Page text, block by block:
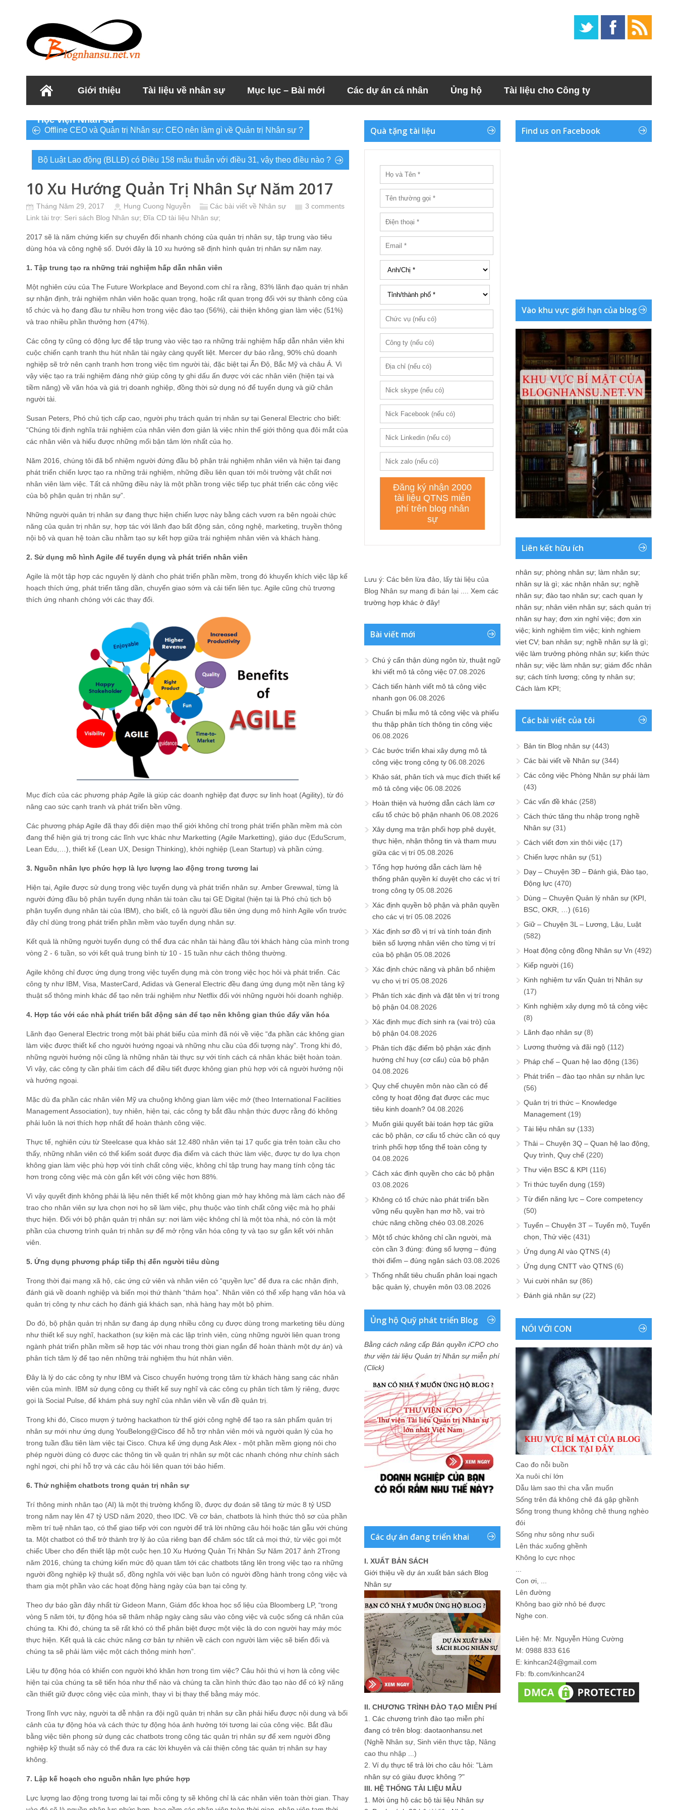
Giới thiệu Tài liệu về nhân sự Mục lục – Bài mới Các dự án cá nhân Ủng hộ Tài liệu cho Công ty
Học viện Nhân sư
Offline CEO và Quản trị Nhân sự: CEO nên làm gì về Quản trị Nhân sự ?
Bộ Luật Lao động (BLLĐ) có Điều 158 mâu thuẫn với điều 31, vậy theo điều nào ?
10 Xu Hướng Quản Trị Nhân Sự Năm 2017
Tháng Năm 29, 2017 Hung Cuong Nguyễn Các bài viết về Nhân sự
3 comments
Link tài trợ: Seri sách Blog Nhân sự; Đĩa CD tài liệu Nhân sự;
2017 sẽ là năm chứng kiến sự chuyển đổi nhanh chóng của quản trị nhân sự, tập trung vào tiêu
dùng hóa và công nghệ số. Dưới đây là 10 xu hướng sẽ định hình quản trị nhân sự năm nay.
1. Tập trung tạo ra những trải nghiệm hấp dẫn nhân viên
Một nghiên cứu của The Future Workplace and Beyond.com chỉ ra rằng, 83% lãnh đạo quản trị nhân
sự nhận định, trải nghiệm nhân viên hoặc quan trọng, hoặc rất quan trọng đối với sự thành công của
tổ chức và họ đang đầu tư nhiều hơn trong việc đào tạo (56%), cải thiện không gian làm việc (51%)
và trao nhiều phần thưởng hơn (47%).
Các công ty cũng có động lực để tập trung vào việc tạo ra những trải nghiệm hấp dẫn nhân viên khi
cuộc chiến cạnh tranh thu hút nhân tài ngày càng quyết liệt. Mercer dự báo rằng, 90% chủ doanh
nghiệp sẽ trở nên cạnh tranh hơn trong việc tìm người tài, đặc biệt tại Ấn Độ, Bắc Mỹ và châu Á. Vì
vậy việc tạo ra trải nghiệm đáng nhớ giúp công ty ghi dấu ấn được với các nhân viên (hiện tại và
tiềm năng) về văn hóa và giá trị doanh nghiệp, đồng thời sử dụng nó để tuyển dụng và giữ chân
người tài.
Susan Peters, Phó chủ tịch cấp cao, người phụ trách quản trị nhân sự tại General Electric cho biết:
“Chúng tôi định nghĩa trải nghiệm của nhân viên đơn giản là việc nhìn thế giới thông qua đôi mắt của
các nhân viên và hiểu được những mối bận tâm lớn nhất của họ.
Năm 2016, chúng tôi đã bổ nhiệm người đứng đầu bộ phận trải nghiệm nhân viên và hiện tại đang
phát triển chiến lược tạo ra những trải nghiệm, những điều liên quan tới môi trường vật chất nơi
nhân viên làm việc. Tất cả những điều này là một phần trong việc tiếp tục phát triển các công việc
của bộ phận quản trị nhân sự”.
Những người quản trị nhân sự đang thực hiện chiến lược này bằng cách vươn ra bên ngoài chức
năng của quản trị nhân sự, hợp tác với lãnh đạo bất động sản, công nghệ, marketing, truyền thông
nội bộ và quan hệ toàn cầu nhằm tạo sự kết hợp giữa trải nghiệm nhân viên và khách hàng.
2. Sử dụng mô hình Agile để tuyển dụng và phát triển nhân viên
Agile là một tập hợp các nguyên lý dành cho phát triển phần mềm, trong đó khuyến khích việc lập kế
hoạch thích ứng, phát triển tăng dần, chuyển giao sớm và cải tiến liên tục. Agile cũng chủ trương
thích ứng nhanh chóng với các thay đổi.
Mục đích của các phương pháp Agile là giúp các doanh nghiệp đạt được sự linh hoạt (Agility), từ đó
nâng cao sức cạnh tranh và phát triển bền vững.
Các phương pháp Agile đã thay đổi diện mạo thế giới không chỉ trong phát triển phần mềm mà còn
đang thể hiện giá trị trong các lĩnh vực khác như Marketting (Agile Marketting), giáo dục (EduScrum,
Lean Edu,…), thiết kế (Lean UX, Design Thinking), khởi nghiệp (Lean Startup) và phần cứng.
3. Nguồn nhân lực phức hợp là lực lượng lao động trong tương lai
Hiện tại, Agile được sử dụng trong việc tuyển dụng và phát triển nhân sự. Amber Grewwal, từng là
người đứng đầu bộ phận tuyển dụng nhân tài toàn cầu tại GE Digital (hiện tại là Phó chủ tịch bộ
phận tuyển dụng nhân tài của IBM), cho biết, cô là người đầu tiên ứng dụng mô hình Agile vốn trước
đây chỉ dùng trong phát triển phần mềm vào tuyển dụng nhân sự.
Kết quả là những người tuyển dụng có thể đưa các nhân tài hàng đầu tới khách hàng của mình trong
vòng 2 - 6 tuần, so với kết quả trung bình từ 10 - 15 tuần như cách thông thường.
Agile không chỉ được ứng dụng trong việc tuyển dụng mà còn trong việc học hỏi và phát triển. Các
công ty như IBM, Visa, MasterCard, Adidas và General Electric đều đang ứng dụng một nền tảng kỹ
thuật số thông minh khác để tạo nên trải nghiệm như Netflix đối với những người hỏi doanh nghiệp.
4. Hợp tác với các nhà phát triển bất động sản để tạo nên không gian thúc đẩy văn hóa
Lãnh đạo General Electric trong một bài phát biểu của mình đã nói về việc “đa phần các không gian
làm việc được thiết kế cho người hướng ngoại và những nhu cầu của đối tượng này”. Trong khi đó,
những người hướng nội cũng là những nhân tài thực sự với tính cách cá nhân khác biệt hoàn toàn.
Vì vậy, các công ty cần phải tìm cách để điều tiết được không gian phù hợp với cả người hướng nội
và hướng ngoại.
Mặc dù đa phần các nhân viên Mỹ ưa chuộng không gian làm việc mở (theo International Facilities
Management Association), tuy nhiên, hiện tại, các công ty bắt đầu nhận thức được rằng đó không
phải luôn là nơi thích hợp nhất để hoàn thành công việc.
Thực tế, nghiên cứu từ Steelcase qua khảo sát 12.480 nhân viên tại 17 quốc gia trên toàn cầu cho
thấy, những nhân viên có thể kiểm soát được địa điểm và cách thức làm việc, được tự do lựa chọn
không gian làm việc phù hợp với tính chất công việc, không chỉ tập trung hay mang tính cộng tác
hơn trong công việc mà còn gắn kết với công việc hơn 88%.
Vì vậy quyết định không phải là liệu nên thiết kế một không gian mở hay không mà làm cách nào để
trao cho nhân viên sự lựa chọn nơi họ sẽ làm việc, phụ thuộc vào tính chất công việc mà họ phải
thực hiện. Đối với bộ phận quản trị nhân sự: nơi làm việc không chỉ là một tòa nhà, nó còn là một
phần của chương trình quản trị nhân sự để mở rộng văn hóa công ty và tạo sự gắn kết với nhân
viên.
5. Ứng dụng phương pháp tiếp thị đến người tiêu dùng
Trong thời đại mạng xã hộ, các ứng cử viên và nhân viên có “quyền lực” để đưa ra các nhận định,
đánh giá về doanh nghiệp và biến mọi thứ thành “thảm họa”. Nhân viên có thể xếp hạng văn hóa và
quản trị công ty như cách họ đánh giá khách sạn, nhà hàng hay một bộ phim.
Do đó, bộ phận quản trị nhân sự đang áp dụng nhiều công cụ được dùng trong marketing tiêu dùng
như thiết kế suy nghĩ, hackathon (sự kiện mà các lập trình viên, cùng những người liên quan trong
ngành phát triển phần mềm sẽ hợp tác với nhau trong thời gian ngắn để hoàn thành một dự án) và
phân tích tâm lý để tạo nên những trải nghiệm thu hút nhân viên.
Đây là lý do các công ty như IBM và Cisco chuyển hướng trọng tâm từ khách hàng sang các nhân
viên của mình. IBM sử dụng công cụ thiết kế suy nghĩ và các công cụ phân tích tâm lý riêng, được
gọi là Social Pulse, để khám phá suy nghĩ của nhân viên về vấn đề quản trị.
Trong khi đó, Cisco mượn ý tưởng hackathon từ thế giới công nghệ để tạo ra sản phẩm quản trị
nhân sự mới như ứng dụng YouBelong@Cisco để hỗ trợ nhân viên mới và người quản lý của họ
trong tuần đầu tiên làm việc tại Cisco. Chưa kể ứng dụng Ask Alex - một phần mềm giọng nói cho
phép người dùng có được các thông tin về quản trị nhân sự một các nhanh chóng như chính sách
nghỉ ngơi, chi phí hỗ trợ và các câu hỏi liên quan tới bảo hiểm.
6. Thử nghiệm chatbots trong quản trị nhân sự
Trí thông minh nhân tạo (AI) là một thị trường khổng lồ, được dự đoán sẽ tăng từ mức 8 tỷ USD
trong năm nay lên 47 tỷ USD năm 2020, theo IDC. Về cơ bản, chatbots là hình thức thô sơ của phần
mềm trí tuệ nhân tạo, có thể giao tiếp với con người để trả lời những câu hỏi hoặc tán gẫu với chúng
ta. Một chatbot có thể trở thành trợ lý ảo của riêng bạn để chăm sóc tất cả mọi thứ, từ việc gọi một
chiếc Uber cho đến thiết lập một cuộc hẹn.10 Xu Hướng Quản Trị Nhân Sự Năm 2017 ảnh 2Trong
năm 2016, chúng ta chứng kiến mức độ quan tâm tới các chatbots tăng lên trong việc tạo ra những
người đồng nghiệp kỹ thuật số, đồng nghĩa với việc bạn luôn có người đồng hành trong công việc và
tham gia một phần vào các hoạt động hàng ngày của bạn tại công ty.
Theo dự báo gần đây nhất từ Gideon Mann, Giám đốc khoa học số liệu của Bloomberg LP, “trong
vòng 5 năm tới, tự động hóa sẽ thâm nhập ngày càng sâu vào công việc và cuộc sống cá nhân của
chúng ta. Khi đó, chúng ta sẽ rất khó có thể phân biệt được một việc là do con người hay máy móc
thực hiện. Kết quả là các chức năng cơ bản tự nhiên về cách con người làm việc sẽ biến đổi và
chúng ta sẽ phải làm việc một cách thông minh hơn”.
Liệu tự động hóa có khiến con người khó khăn hơn trong tìm việc? Câu hỏi thú vị hơn là công việc
hiện tại của chúng ta sẽ tiến hóa như thế nào và chúng ta cần hình thức đào tạo nào để có kỹ năng
cần thiết giữ được công việc của mình, thay vì bị thay thế bằng máy móc.
Trong lĩnh vực này, người ta dễ nhận ra đội ngũ quản trị nhân sự cần phải hiểu được nội dung và bối
cảnh của tự động hóa và cách thức tự động hóa ảnh hưởng tới tương lai của công việc. Bắt đầu
bằng việc tiên phong sử dụng các chatbots trong công tác quản trị nhân sự để xem người đồng
nghiệp kỹ thuật số này có thể đưa ra các lời khuyên và cải thiện công tác quản trị nhân sự hay
không.
7. Lập kế hoạch cho nguồn nhân lực phức hợp
Lực lượng lao động trong tương lai tại mỗi công ty sẽ không chỉ là các nhân viên toàn thời gian. Thay
Quà tặng tài liệu
Lưu ý: Các bên lừa đảo, lấy tài liệu của
Blog Nhân sự mang đi bán lại .... Xem các
trường hợp khác ở đây!
Bài viết mới
Chú ý cẩn thận dùng ngôn từ, thuật ngữ
khi viết mô tả công việc 07.08.2026
Cách tiến hành viết mô tả công việc
nhanh gọn 06.08.2026
Chuẩn bị mẫu mô tả công việc và phiếu
thu thập phân tích thông tin công việc
06.08.2026
Các bước triển khai xây dựng mô tả
công việc trong công ty 06.08.2026
Khảo sát, phân tích và mục đích thiết kế
mô tả công việc 06.08.2026
Hoàn thiện và hướng dẫn cách làm cơ
cấu tổ chức bộ phận nhanh 06.08.2026
Xây dựng ma trận phối hợp phê duyệt,
thực hiện, nhận thông tin và tham mưu
giữa các vị trí 05.08.2026
Tổng hợp hướng dẫn cách làm hệ
thống phân quyền kí duyệt cho các vị trí
trong công ty 05.08.2026
Xác định quyền bộ phận và phân quyền
cho các vị trí 05.08.2026
Xác định sơ đồ vị trí và tính toán định
biên số lượng nhân viên cho từng vị trí
của bộ phận 05.08.2026
Xác định chức năng và phân bổ nhiệm
vụ cho vị trí 05.08.2026
Phân tích xác định và đặt tên vị trí trong
bộ phận 04.08.2026
Xác định mục đích sinh ra (vai trò) của
bộ phận 04.08.2026
Phân tích đặc điểm bộ phận xác định
hướng chỉ huy (cơ cấu) của bộ phận
04.08.2026
Quy chế chuyên môn nào cần có để
công ty hoạt động đạt được các mục
tiêu kinh doanh? 04.08.2026
Muốn giải quyết bài toán hợp tác giữa
các bộ phận, cơ cấu tổ chức cần có quy
trình phối hợp tổng thể toàn công ty
04.08.2026
Cách xác định quyền cho các bộ phận
03.08.2026
Không có tổ chức nào phát triển bền
vững nếu quyền hạn mơ hồ, vai trò
chức năng chồng chéo 03.08.2026
Một tổ chức không chỉ cần người, mà
còn cần 3 đúng: đúng số lượng – đúng
thời điểm – đúng ngân sách 03.08.2026
Thống nhất tiêu chuẩn phân loại ngạch
bậc quản lý, chuyên môn 03.08.2026
Ủng hộ Quỹ phát triển Blog
Bằng cách nâng cấp Bản quyền iCPO cho
thư viện tài liệu Quản trị Nhân sự miễn phí
(Click)
Các dự án đang triển khai
I. XUẤT BẢN SÁCH
Giới thiệu về dự án xuất bản sách Blog
Nhân sự
II. CHƯƠNG TRÌNH ĐÀO TẠO MIỄN PHÍ
1. Các chương trình đào tạo miễn phí
đang có trên blog: daotaonhansu.net
(Nghề Nhân sự, Sinh viên thực tập, Nâng
cao thu nhập ...)
2. Ví dụ thực tế trả lời cho câu hỏi: "Làm
nhân sự có giàu được không ?"
III. HỆ THỐNG TÀI LIỆU MẪU
1. Mời ủng hộ các bộ tài liệu Nhân sự
Find us on Facebook
Vào khu vực giới hạn của blog
Liên kết hữu ích
nhân sự; phòng nhân sự; làm nhân sự;
nhân sự là gì; xác nhận nhân sự; nghề
nhân sự; đào tạo nhân sự; cach quan ly
nhân sự; nhân viên nhân sự; sách quản trị
nhân sự hay; đơn xin nghỉ việc; đơn xin
việc; kinh nghiệm tìm việc; kinh nghiem
viet CV; ban nhân sự; nghề nhân sự là gì;
việc làm trưởng phòng nhân sự; kiến thức
nhân sự; việc làm nhân sự; giám đốc nhân
sự; cách tính lương; công ty nhân sự;
Cách làm KPI;
Các bài viết của tôi
Bản tin Blog nhân sự (443)
Các bài viết về Nhân sự (344)
Các công việc Phòng Nhân sự phải làm
(43)
Các vấn đề khác (258)
Cách thức tăng thu nhập trong nghề
Nhân sự (31)
Cách viết đơn xin thôi việc (17)
Chiến lược nhân sự (51)
Dạy – Chuyện 3Đ – Đánh giá, Đào tạo,
Động lực (470)
Dùng – Chuyện Quản lý nhân sự (KPI,
BSC, OKR, …) (616)
Giữ – Chuyện 3L – Lương, Lậu, Luật
(582)
Hoạt động cộng đồng Nhân sự Vn (492)
Kiếp người (16)
Kinh nghiệm tư vấn Quản trị Nhân sự
(17)
Kinh nghiệm xây dựng mô tả công việc
(8)
Lãnh đạo nhân sự (8)
Lương thưởng và đãi ngộ (112)
Pháp chế – Quan hệ lao động (136)
Phát triển – đào tạo nhân sự nhân lực
(56)
Quản trị tri thức – Knowledge
Management (19)
Tài liệu nhân sự (133)
Thải – Chuyện 3Q – Quan hệ lao động,
Quy trình, Quy chế (220)
Thư viện BSC & KPI (116)
Tri thức tuyển dụng (159)
Từ điển năng lực – Core competency
(50)
Tuyển – Chuyện 3T – Tuyển mộ, Tuyển
chọn, Thử việc (431)
Ứng dụng AI vào QTNS (4)
Ứng dụng CNTT vào QTNS (6)
Vui cười nhân sự (86)
Đánh giá nhân sự (22)
NÓI VỚI CON
Cao đo nỗi buồn
Xa nuôi chí lớn
Dẫu làm sao thì cha vẫn muốn
Sống trên đá không chê đá gập ghềnh
Sống trong thung không chê thung nghèo
đói
Sống như sông như suối
Lên thác xuống ghềnh
Không lo cực nhọc
Con ơi, ...
Lên đường
Không bao giờ nhỏ bé được
Nghe con.
Liên hệ: Mr. Nguyễn Hùng Cường
M: 0988 833 616
E: kinhcan24@gmail.com
Fb: fb.com/kinhcan24